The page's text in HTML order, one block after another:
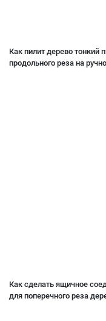
Как пилит дерево тонкий
продольного реза на
Как сделать ящичное
для поперечного реза